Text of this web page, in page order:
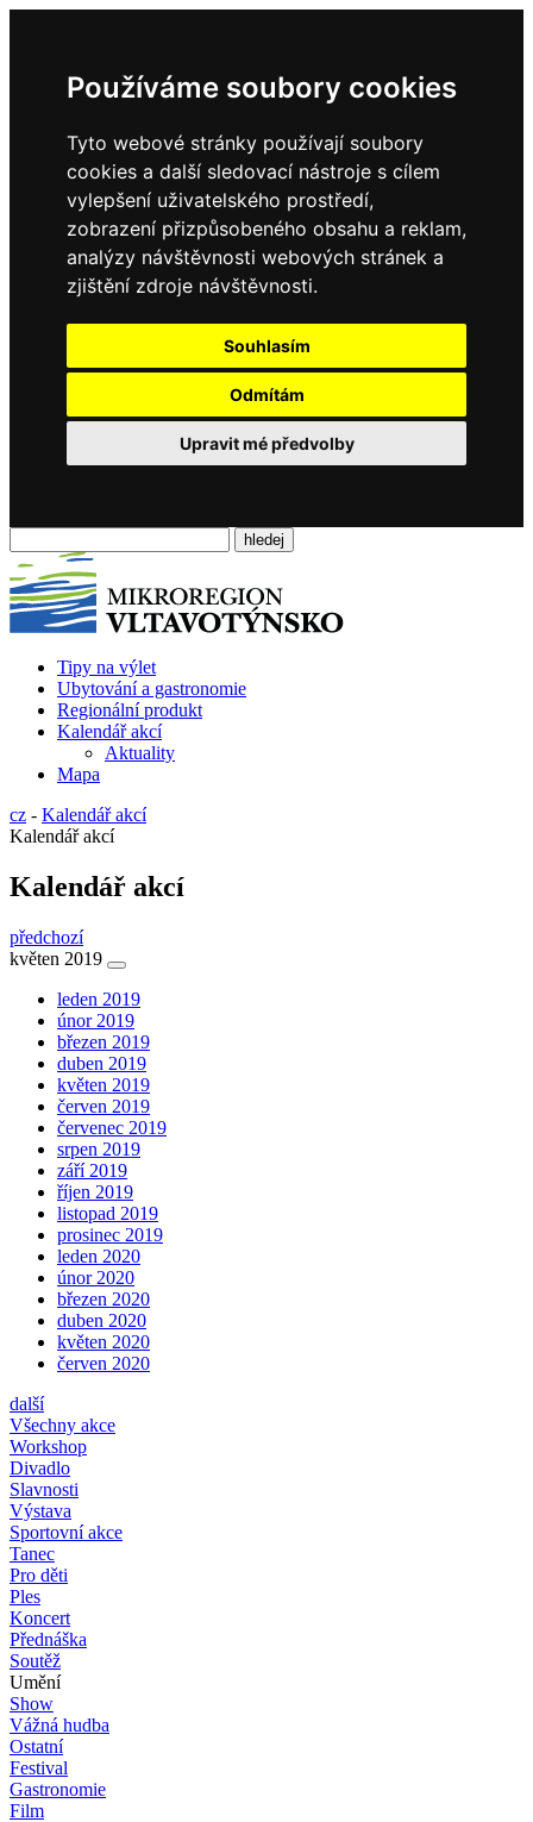
Používáme soubory cookies
Tyto webové stránky používají soubory
cookies a další sledovací nástroje s cílem
vylepšení uživatelského prostředí,
zobrazení přizpůsobeného obsahu a reklam,
analýzy návštěvnosti webových stránek a
zjištění zdroje návštěvnosti.
Souhlasím
Odmítám
Upravit mé předvolby
Tipy na výlet
Ubytování a gastronomie
Regionální produkt
Kalendář akcí
Aktuality
Mapa
cz - Kalendář akcí
Kalendář akcí
Kalendář akcí
předchozí
květen 2019
leden 2019
únor 2019
březen 2019
duben 2019
květen 2019
červen 2019
červenec 2019
srpen 2019
září 2019
říjen 2019
listopad 2019
prosinec 2019
leden 2020
únor 2020
březen 2020
duben 2020
květen 2020
červen 2020
další
Všechny akce
Workshop
Divadlo
Slavnosti
Výstava
Sportovní akce
Tanec
Pro děti
Ples
Koncert
Přednáška
Soutěž
Umění
Show
Vážná hudba
Ostatní
Festival
Gastronomie
Film